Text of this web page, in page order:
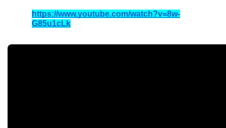
https://www.youtube.com/watch?v=8w-
G85u1cLk